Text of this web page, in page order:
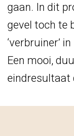
gaan. In dit
gevel toch te
‘verbruiner’
Een mooi,
eindresultaat